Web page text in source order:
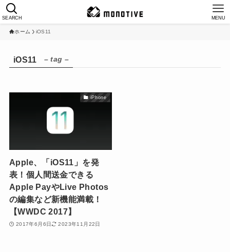
SEARCH MENU
ホーム iOS11
iOS11 – tag –
iPhone
Apple、「iOS11」を発
表！個人間送金できる
Apple PayやLive Photos
の編集など新機能満載！
【WWDC 2017】
2017年6月6日 2023年11月22日